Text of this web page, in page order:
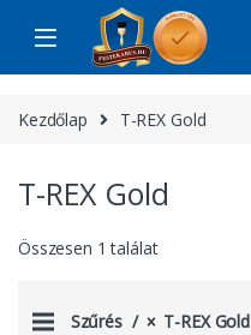
Skip to navigation
Skip to content
Kezdőlap T-REX Gold
T-REX Gold
Összesen 1 találat
Szűrés T-REX Gold